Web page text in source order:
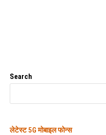
Search
लेटेस्ट5G मोबाइल फोन्स